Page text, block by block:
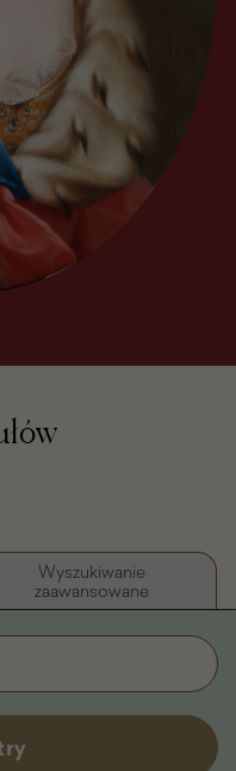
Wyszukiwanie
zaawansowane